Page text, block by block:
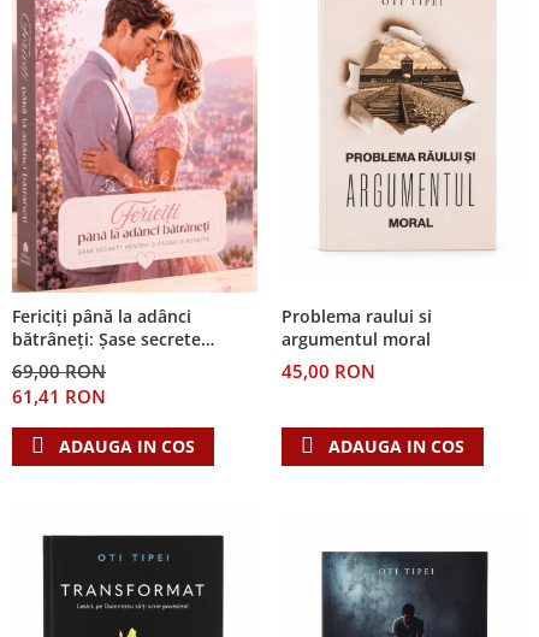
Fericiți până la adânci
bătrâneți: Șase secrete
pentru o căsnicie reușită
69,00 RON
61,41 RON
ADAUGA IN COS
Problema raului si
argumentul moral
45,00 RON
ADAUGA IN COS